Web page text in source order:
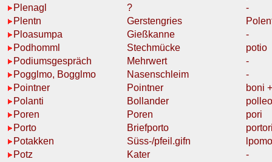
Plenagl
?
-
Plentn
Gerstengries
Ploasumpa
Gießkanne
-
Podhomml
Stechmücke
potio
Podiumsgespräch
Mehrwert
-
Pogglmo, Bogglmo
Nasenschleim
-
Pointner
Pointner
boni
Polanti
Bollander
Poren
Poren
pori
Porto
Briefporto
Potakken
Süss-/pfeil.gifn
Potz
Kater
-